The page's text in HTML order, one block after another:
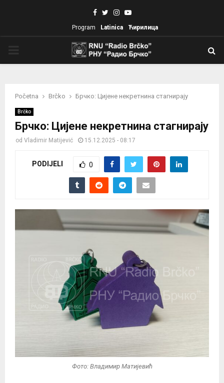
Facebook
TwitterInstagram
Youtube
Program Latinica Ћирилица
Početna Brčko Брчко: Цијене некретнина стагнирају
Brčko
Брчко: Цијене некретнина стагнирају
od Vladimir Matijević 15.12.2025 - 08:17
PODIJELI 0
Фото: Владимир Матијевић